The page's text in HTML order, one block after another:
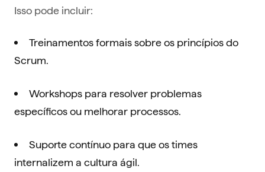
Isso pode incluir:
Treinamentos formais sobre os princípios do
Scrum.
Workshops para resolver problemas
específicos ou melhorar processos.
Suporte contínuo para que os times
internalizem a cultura ágil.